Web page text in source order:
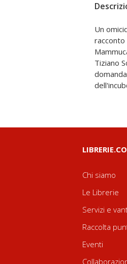
Un
racconto
Tiziano
morto,
stata
Chi siamo
Le Librerie
Servizi e
Raccolta
Eventi